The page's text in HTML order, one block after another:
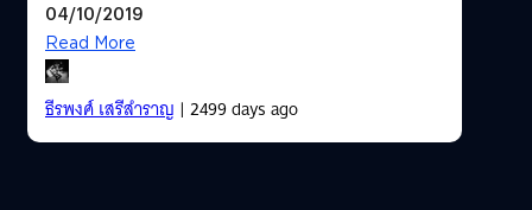
04/10/2019
Read More
ธีรพงศ์ เสรีสำราญ | 2499 days ago